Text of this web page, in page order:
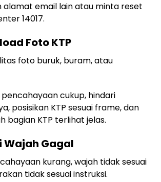
alamat email lain atau minta reset
14017.
Foto KTP
foto buruk, buram, atau
pencahayaan cukup, hindari
posisikan KTP sesuai frame, dan
bagian KTP terlihat jelas.
Wajah Gagal
kurang, wajah tidak sesuai
tidak sesuai instruksi.